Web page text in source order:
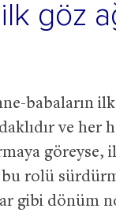
göz
babaların
ve
rolü
gibi dönüm